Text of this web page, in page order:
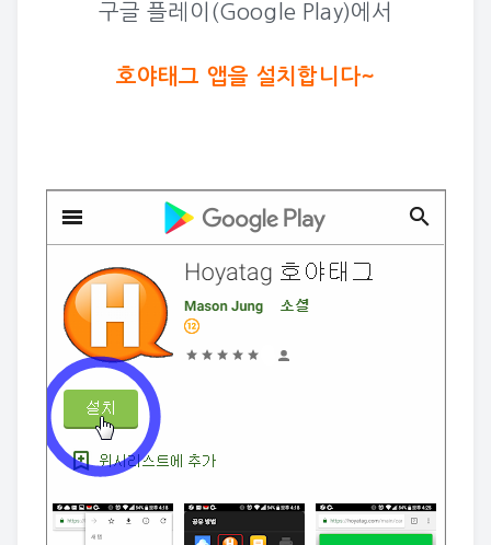
구글 플레이(Google Play)에서
호야태그 앱을 설치합니다~